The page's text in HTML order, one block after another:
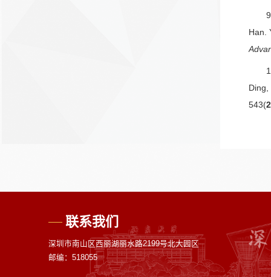
Han.
Ding,
543(
联系我们
深圳市南山区西丽湖丽水路2199号北大园区
邮编：518055